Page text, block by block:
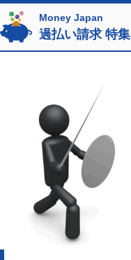
過払い請求 特集
Money Japan